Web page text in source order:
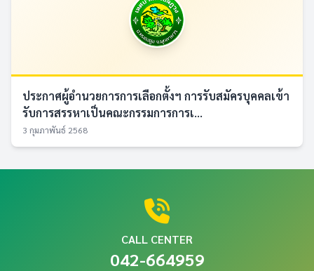
ประกาศผู้อำนวยการการเลือกตั้งฯ การรับสมัครบุคคลเข้า
รับการสรรหาเป็นคณะกรรมการการเ...
3 กุมภาพันธ์ 2568
CALL CENTER
042-664959